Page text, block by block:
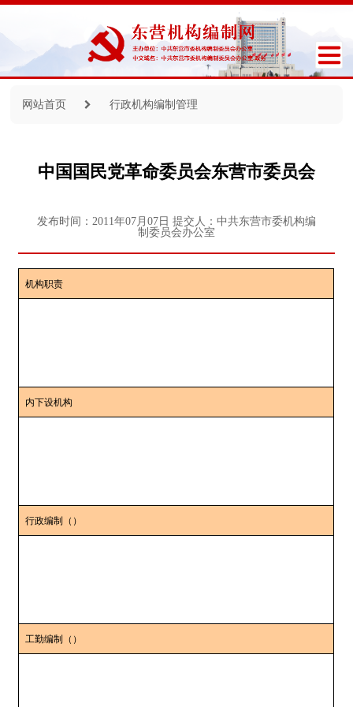
网站首页 行政机构编制管理
中国国民党革命委员会东营市委员会
发布时间：2011年07月07日 提交人：中共东营市委机构编
制委员会办公室
机构职责
内下设机构
行政编制（）
工勤编制（）